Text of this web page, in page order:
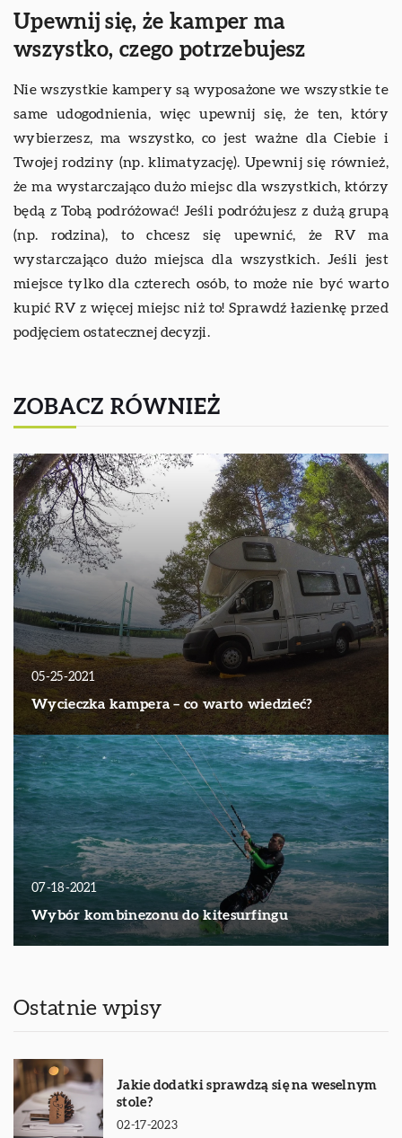
Upewnij się, że kamper ma
wszystko, czego potrzebujesz
Nie wszystkie kampery są wyposażone we wszystkie te
same udogodnienia, więc upewnij się, że ten, który
wybierzesz, ma wszystko, co jest ważne dla Ciebie i
Twojej rodziny (np. klimatyzację). Upewnij się również,
że ma wystarczająco dużo miejsc dla wszystkich, którzy
będą z Tobą podróżować! Jeśli podróżujesz z dużą grupą
(np. rodzina), to chcesz się upewnić, że RV ma
wystarczająco dużo miejsca dla wszystkich. Jeśli jest
miejsce tylko dla czterech osób, to może nie być warto
kupić RV z więcej miejsc niż to! Sprawdź łazienkę przed
podjęciem ostatecznej decyzji.
ZOBACZ RÓWNIEŻ
05-25-2021
Wycieczka kampera – co warto wiedzieć?
07-18-2021
Wybór kombinezonu do kitesurfingu
Ostatnie wpisy
Jakie dodatki sprawdzą się na weselnym
stole?
02-17-2023